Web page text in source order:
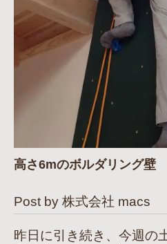
高さ6mのボルダリング壁
Post by 株式会社 macs
昨日に引き続き、今週の